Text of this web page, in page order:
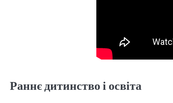
Раннє дитинство і освіта